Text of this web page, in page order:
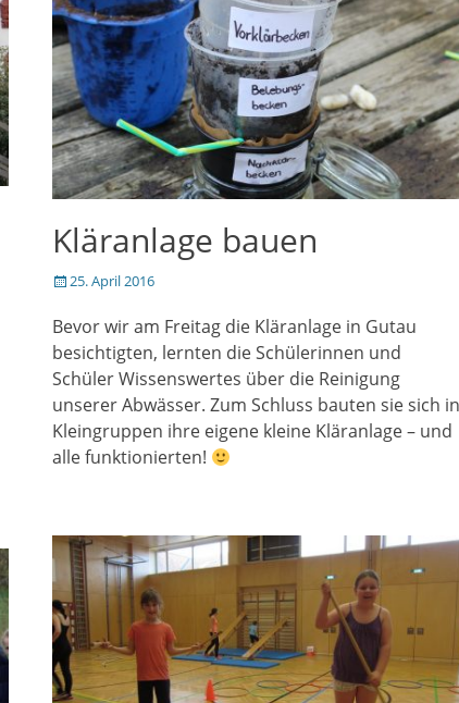
Kläranlage bauen
Veröffentlicht
25. April 2016
Bevor wir am Freitag die Kläranlage in Gutau
besichtigten, lernten die Schülerinnen und
Schüler Wissenswertes über die Reinigung
unserer Abwässer. Zum Schluss bauten sie sich in
Kleingruppen ihre eigene kleine Kläranlage – und
alle funktionierten!